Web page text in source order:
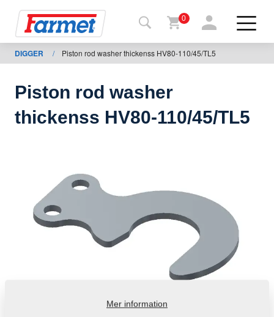
shop
maskiner
För
nedladdning
0
DIGGER / Piston rod washer thickenss HV80-110/45/TL5
Piston rod washer
thickenss HV80-110/45/TL5
Mer information